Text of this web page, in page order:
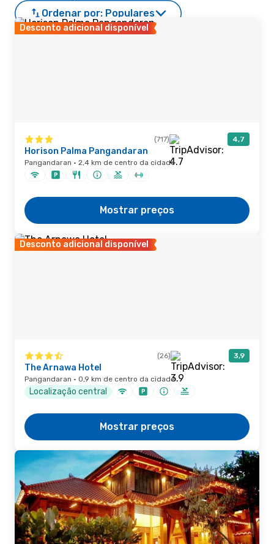
Ordenar por: Populares
Desconto adicional disponível
(717) 4,7
Horison Palma Pangandaran
Pangandaran · 2,4 km de centro da cidade
Mostrar preços
Desconto adicional disponível
(26) 3,9
The Arnawa Hotel
Pangandaran · 0,9 km de centro da cidade
Localização central
Mostrar preços